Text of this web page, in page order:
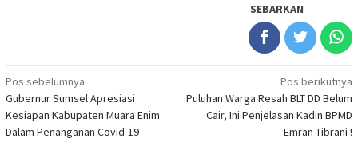
SEBARKAN
Navigasi
pos
Pos sebelumnya
Gubernur Sumsel Apresiasi
Kesiapan Kabupaten Muara Enim
Dalam Penanganan Covid-19
Pos berikutnya
Puluhan Warga Resah BLT DD Belum
Cair, Ini Penjelasan Kadin BPMD
Emran Tibrani !